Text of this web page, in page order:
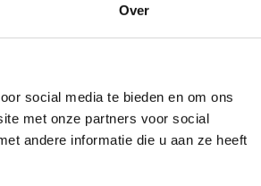
Over
social media te bieden en om ons
met onze partners voor social
andere informatie die u aan ze heeft
biet en blauwe bessen is